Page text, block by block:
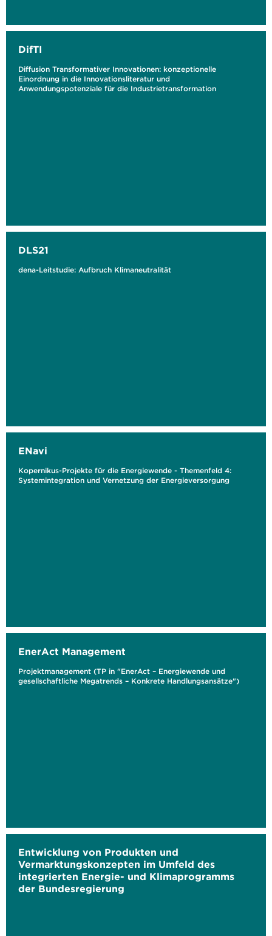
DifTI
Diffusion Transformativer Innovationen: konzeptionelle
Einordnung in die Innovationsliteratur und
Anwendungspotenziale für die Industrietransformation
DLS21
dena-Leitstudie: Aufbruch Klimaneutralität
ENavi
Kopernikus-Projekte für die Energiewende - Themenfeld 4:
Systemintegration und Vernetzung der Energieversorgung
EnerAct Management
Projektmanagement (TP in "EnerAct – Energiewende und
gesellschaftliche Megatrends – Konkrete Handlungsansätze")
Entwicklung von Produkten und
Vermarktungskonzepten im Umfeld des
integrierten Energie- und Klimaprogramms
der Bundesregierung